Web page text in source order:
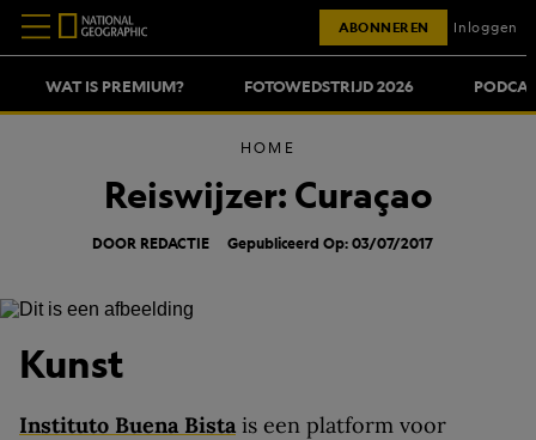
WAT IS PREMIUM? FOTOWEDSTRIJD 2026
ABONNEREN Inloggen
HOME
Reiswijzer: Curaçao
DOOR REDACTIE Gepubliceerd Op: 03/07/2017
Kunst
Instituto Buena Bista is een platform voor